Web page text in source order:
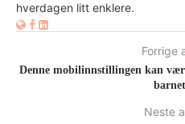
hverdagen litt enklere.
Forrige
Denne mobilinnstillingen kan
Neste